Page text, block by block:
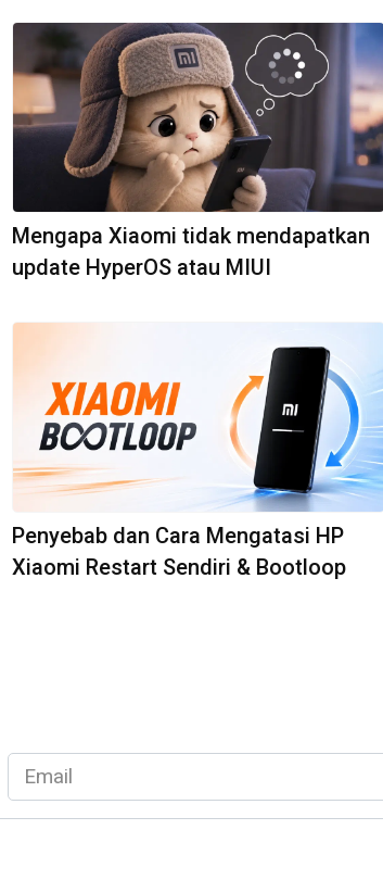
Mengapa Xiaomi tidak mendapatkan
update HyperOS atau MIUI
Penyebab dan Cara Mengatasi HP
Xiaomi Restart Sendiri & Bootloop
Email
*